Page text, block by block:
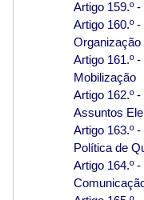
Artigo 159.º
Artigo 160.º
Organização
Artigo 161.º
Mobilização
Artigo 162.º
Assuntos
Artigo 163.º
Política de
Artigo 164.º